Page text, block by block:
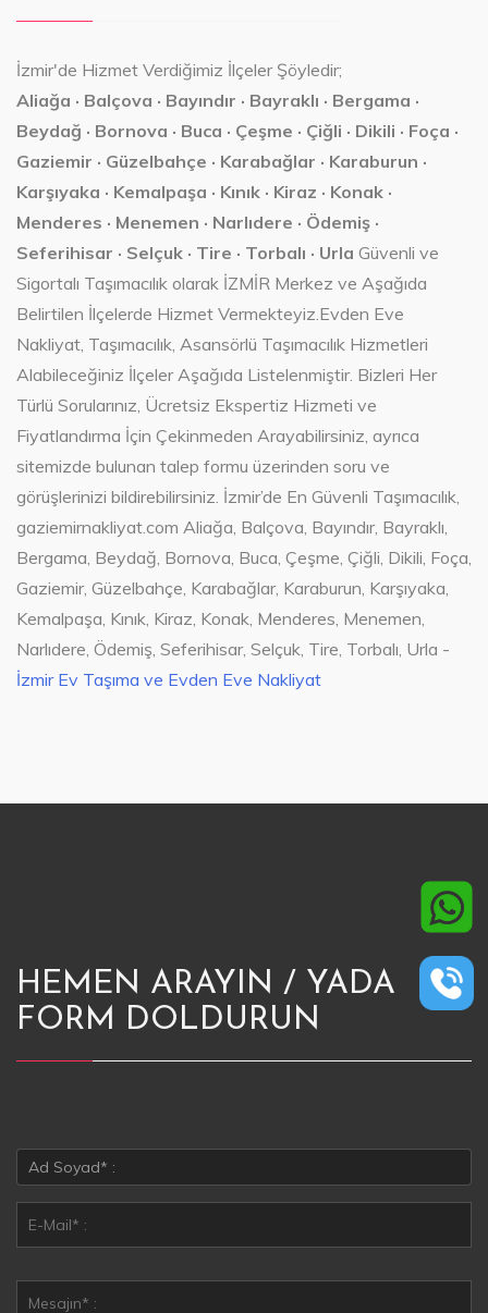
İzmir'de Hizmet Verdiğimiz İlçeler Şöyledir;
Aliağa · Balçova · Bayındır · Bayraklı · Bergama ·
Beydağ · Bornova · Buca · Çeşme · Çiğli · Dikili · Foça ·
Gaziemir · Güzelbahçe · Karabağlar · Karaburun ·
Karşıyaka · Kemalpaşa · Kınık · Kiraz · Konak ·
Menderes · Menemen · Narlıdere · Ödemiş ·
Seferihisar · Selçuk · Tire · Torbalı · Urla Güvenli ve
Sigortalı Taşımacılık olarak İZMİR Merkez ve Aşağıda
Belirtilen İlçelerde Hizmet Vermekteyiz.Evden Eve
Nakliyat, Taşımacılık, Asansörlü Taşımacılık Hizmetleri
Alabileceğiniz İlçeler Aşağıda Listelenmiştir. Bizleri Her
Türlü Sorularınız, Ücretsiz Ekspertiz Hizmeti ve
Fiyatlandırma İçin Çekinmeden Arayabilirsiniz, ayrıca
sitemizde bulunan talep formu üzerinden soru ve
görüşlerinizi bildirebilirsiniz. İzmir’de En Güvenli Taşımacılık,
gaziemirnakliyat.com Aliağa, Balçova, Bayındır, Bayraklı,
Bergama, Beydağ, Bornova, Buca, Çeşme, Çiğli, Dikili, Foça,
Gaziemir, Güzelbahçe, Karabağlar, Karaburun, Karşıyaka,
Kemalpaşa, Kınık, Kiraz, Konak, Menderes, Menemen,
Narlıdere, Ödemiş, Seferihisar, Selçuk, Tire, Torbalı, Urla -
İzmir Ev Taşıma ve Evden Eve Nakliyat
HEMEN ARAYIN / YADA
FORM DOLDURUN